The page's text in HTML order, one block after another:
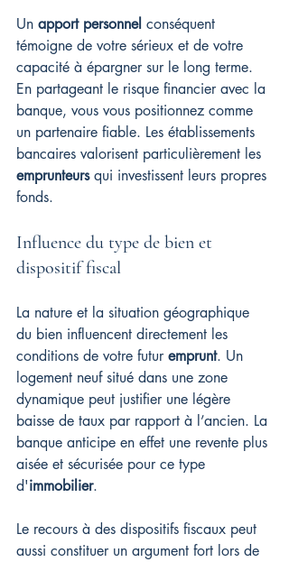
Un apport personnel conséquent
témoigne de votre sérieux et de votre
capacité à épargner sur le long terme.
En partageant le risque financier avec la
banque, vous vous positionnez comme
un partenaire fiable. Les établissements
bancaires valorisent particulièrement les
emprunteurs qui investissent leurs propres
fonds.
Influence du type de bien et
dispositif fiscal
La nature et la situation géographique
du bien influencent directement les
conditions de votre futur emprunt. Un
logement neuf situé dans une zone
dynamique peut justifier une légère
baisse de taux par rapport à l’ancien. La
banque anticipe en effet une revente plus
aisée et sécurisée pour ce type
d'immobilier.
Le recours à des dispositifs fiscaux peut
aussi constituer un argument fort lors de